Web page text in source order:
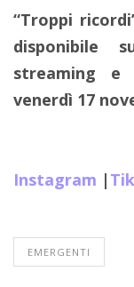
“Troppi
disponibile
streaming e
venerdì 17
Instagram |
EMERGENTI